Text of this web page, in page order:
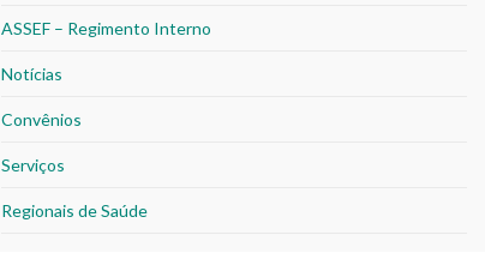
ASSEF – Regimento Interno
Notícias
Convênios
Serviços
Regionais de Saúde